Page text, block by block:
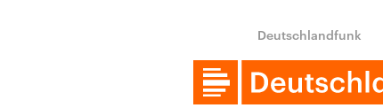
Deutschlandfunk